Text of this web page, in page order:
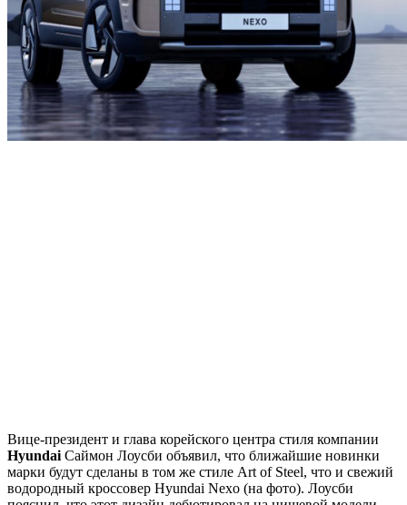
Вице-президент и глава корейского центра стиля компании
Hyundai Саймон Лоусби объявил, что ближайшие новинки
марки будут сделаны в том же стиле Art of Steel, что и свежий
водородный кроссовер Hyundai Nexo (на фото). Лоусби